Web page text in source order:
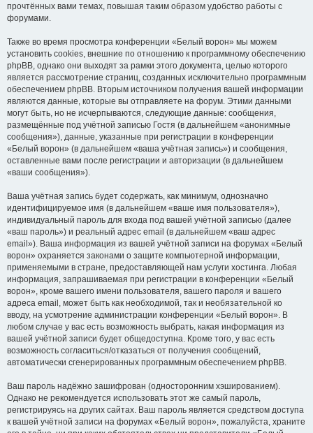
прочтённых вами темах, повышая таким образом удобство работы с
форумами.
Также во время просмотра конференции «Белый ворон» мы можем
установить cookies, внешние по отношению к программному обеспечению
phpBB, однако они выходят за рамки этого документа, целью которого
является рассмотрение страниц, созданных исключительно программным
обеспечением phpBB. Вторым источником получения вашей информации
являются данные, которые вы отправляете на форум. Этими данными
могут быть, но не исчерпываются, следующие данные: сообщения,
размещённые под учётной записью Гостя (в дальнейшем «анонимные
сообщения»), данные, указанные при регистрации в конференции
«Белый ворон» (в дальнейшем «ваша учётная запись») и сообщения,
оставленные вами после регистрации и авторизации (в дальнейшем
«ваши сообщения»).
Ваша учётная запись будет содержать, как минимум, однозначно
идентифицируемое имя (в дальнейшем «ваше имя пользователя»),
индивидуальный пароль для входа под вашей учётной записью (далее
«ваш пароль») и реальный адрес email (в дальнейшем «ваш адрес
email»). Ваша информация из вашей учётной записи на форумах «Белый
ворон» охраняется законами о защите компьютерной информации,
применяемыми в стране, предоставляющей нам услуги хостинга. Любая
информация, запрашиваемая при регистрации в конференции «Белый
ворон», кроме вашего имени пользователя, вашего пароля и вашего
адреса email, может быть как необходимой, так и необязательной ко
вводу, на усмотрение администрации конференции «Белый ворон». В
любом случае у вас есть возможность выбрать, какая информация из
вашей учётной записи будет общедоступна. Кроме того, у вас есть
возможность согласиться/отказаться от получения сообщений,
автоматически сгенерированных программным обеспечением phpBB.
Ваш пароль надёжно зашифрован (односторонним хэшированием).
Однако не рекомендуется использовать этот же самый пароль,
регистрируясь на других сайтах. Ваш пароль является средством доступа
к вашей учётной записи на форумах «Белый ворон», пожалуйста, храните